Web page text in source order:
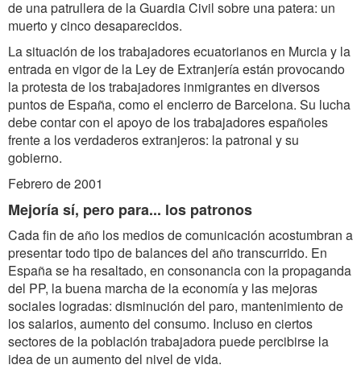
de una patrullera de la Guardia Civil sobre una patera: un
muerto y cinco desaparecidos.
La situación de los trabajadores ecuatorianos en Murcia y la
entrada en vigor de la Ley de Extranjería están provocando
la protesta de los trabajadores inmigrantes en diversos
puntos de España, como el encierro de Barcelona. Su lucha
debe contar con el apoyo de los trabajadores españoles
frente a los verdaderos extranjeros: la patronal y su
gobierno.
Febrero de 2001
Mejoría sí, pero para... los patronos
Cada fin de año los medios de comunicación acostumbran a
presentar todo tipo de balances del año transcurrido. En
España se ha resaltado, en consonancia con la propaganda
del PP, la buena marcha de la economía y las mejoras
sociales logradas: disminución del paro, mantenimiento de
los salarios, aumento del consumo. Incluso en ciertos
sectores de la población trabajadora puede percibirse la
idea de un aumento del nivel de vida.